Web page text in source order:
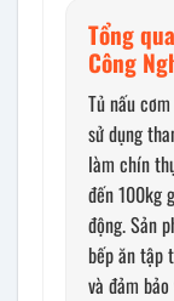
Tổng
Công
Tủ nấu
sử dụng
làm chín
đến 100kg
động. Sản
bếp ăn tập
và đảm